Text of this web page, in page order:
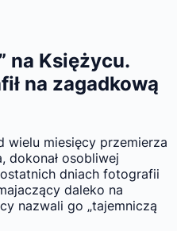
na Księżycu.
na zagadkową
wielu miesięcy przemierza
dokonał osobliwej
dniach fotografii
daleko na
nazwali go „tajemniczą